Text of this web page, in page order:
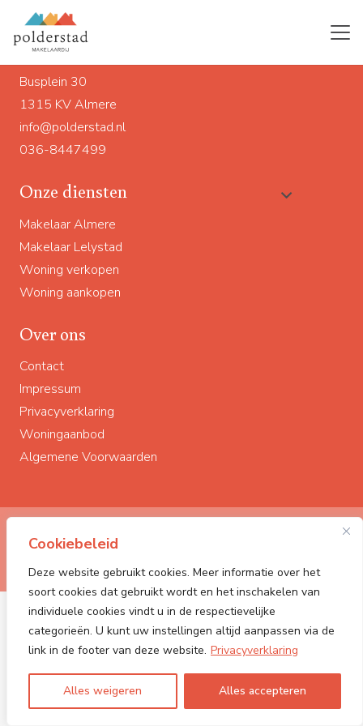
Cookiebeleid
Deze website gebruikt cookies. Meer informatie over het
soort cookies dat gebruikt wordt en het inschakelen van
individuele cookies vindt u in de respectievelijke
categorieën. U kunt uw instellingen altijd aanpassen via de
link in de footer van deze website. Privacyverklaring
Alles weigeren Alles accepteren
Ons adres
Busplein 30
1315 KV Almere
info@polderstad.nl
036-8447499
Onze diensten
Makelaar Almere
Makelaar Lelystad
Woning verkopen
Woning aankopen
Over ons
Contact
Impressum
Privacyverklaring
Woningaanbod
Algemene Voorwaarden
Powered by:PONCK | The Web Company